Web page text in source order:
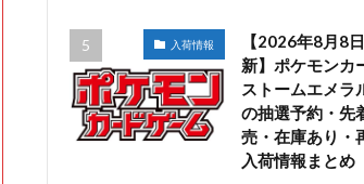
入荷情報
【2026年8月8
新】ポケモンカ
ストームエメラ
の抽選予約・先
売・在庫あり・
入荷情報まとめ